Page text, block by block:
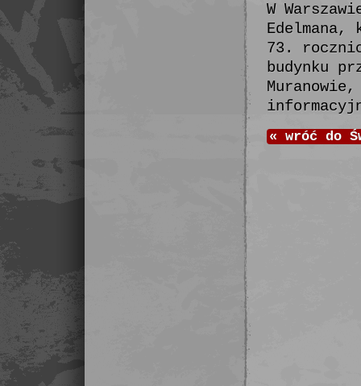
W
Edelmana,
73.
budynku
« wróć do